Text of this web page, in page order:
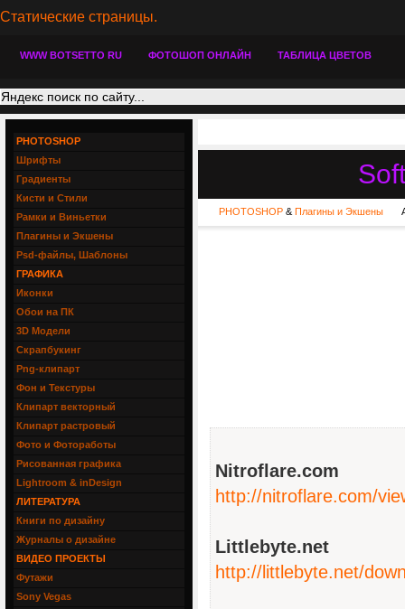
Статические страницы.
WWW BOTSETTO RU ФОТОШОП ОНЛАЙН ТАБЛИЦА ЦВЕТОВ
PHOTOSHOP & Плагины и Экшены
Nitroflare.com
http://nitroflare.com/
Littlebyte.net
http://littlebyte.net/
PHOTOSHOP
Шрифты
Градиенты
Кисти и Стили
Рамки и Виньетки
Плагины и Экшены
Psd-файлы, Шаблоны
ГРАФИКА
Иконки
Обои на ПК
3D Модели
Скрапбукинг
Png-клипарт
Фон и Текстуры
Клипарт векторный
Клипарт растровый
Фото и Фотоработы
Рисованная графика
Lightroom & inDesign
ЛИТЕРАТУРА
Книги по дизайну
Журналы о дизайне
ВИДЕО ПРОЕКТЫ
Футажи
Sony Vegas